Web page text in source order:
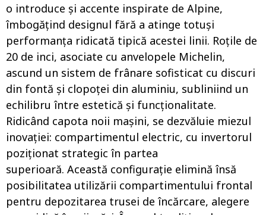
o ​​introduce și accente inspirate de Alpine,
îmbogățind designul fără a atinge totuși
performanța ridicată tipică acestei linii. Roțile de
20 de inci, asociate cu anvelopele Michelin,
ascund un sistem de frânare sofisticat cu discuri
din fontă și clopoței din aluminiu, subliniind un
echilibru între estetică și funcționalitate.
Ridicând capota noii mașini, se dezvăluie miezul
inovației: compartimentul electric, cu invertorul
poziționat strategic în partea
superioară. Această configurație elimină însă
posibilitatea utilizării compartimentului frontal
pentru depozitarea trusei de încărcare, alegere